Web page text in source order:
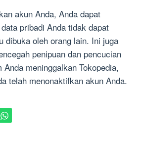
akun Anda, Anda dapat
pribadi Anda tidak dapat
dibuka oleh orang lain. Ini juga
penipuan dan pencucian
meninggalkan Tokopedia,
telah menonaktifkan akun Anda.